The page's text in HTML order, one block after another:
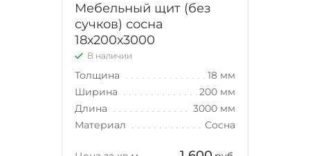
Мебельный щит (без
сучков) сосна
18х200х3000
В наличии
Толщина
18 мм
Ширина
200 мм
Длина
3000 мм
Материал
Сосна